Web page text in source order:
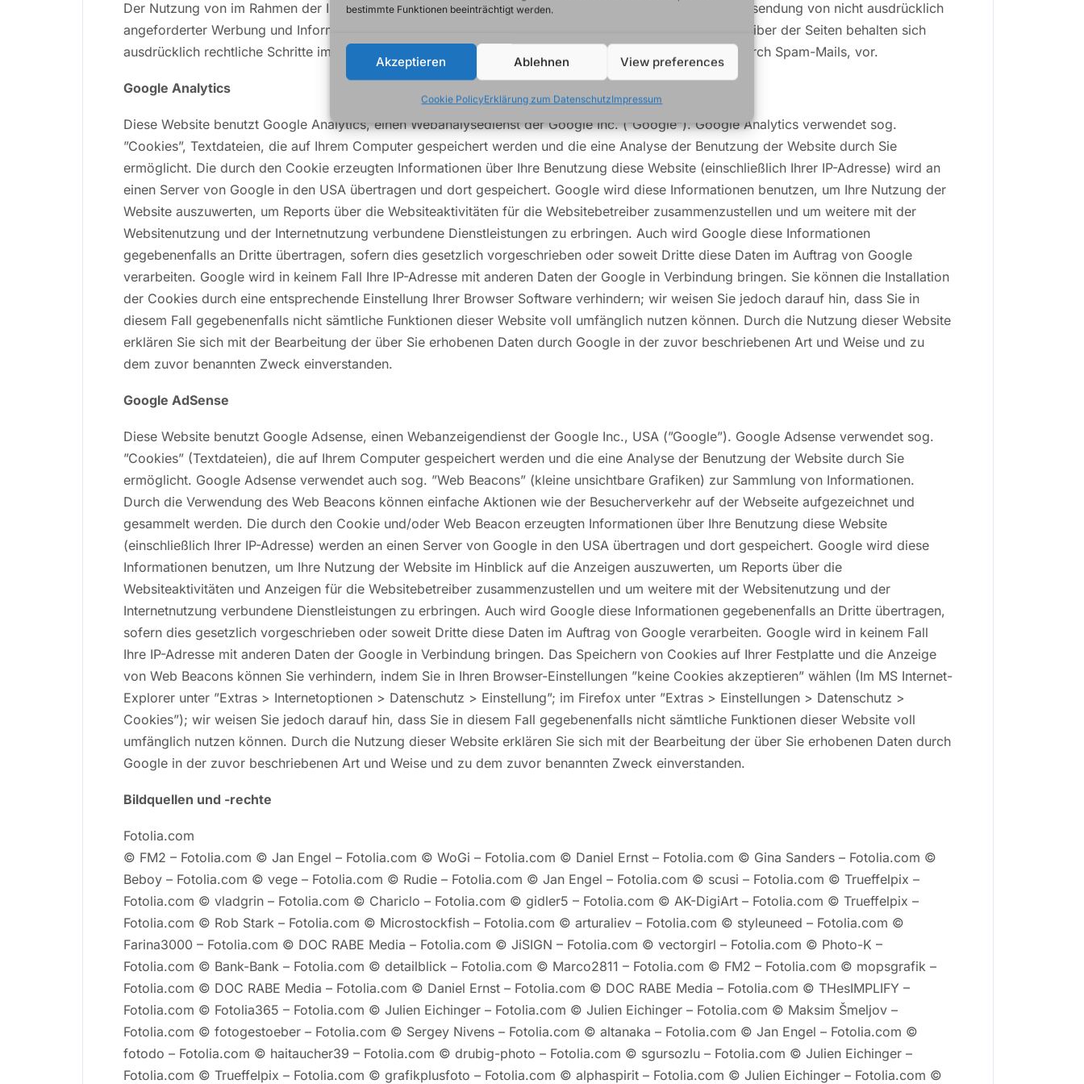
bestimmte Funktionen beeinträchtigt werden.
Akzeptieren Ablehnen View preferences
Cookie PolicyErklärung zum DatenschutzImpressum
Der Nutzung von im Rahmen der Impressumspflicht veröffentlichten Kontaktdaten durch Dritte zur Übersendung von nicht ausdrücklich
angeforderter Werbung und Informationsmaterialien wird hiermit ausdrücklich widersprochen. Die Betreiber der Seiten behalten sich
ausdrücklich rechtliche Schritte im Falle der unverlangten Zusendung von Werbeinformationen, etwa durch Spam-Mails, vor.
Google Analytics
Diese Website benutzt Google Analytics, einen Webanalysedienst der Google Inc. (”Google”). Google Analytics verwendet sog.
”Cookies”, Textdateien, die auf Ihrem Computer gespeichert werden und die eine Analyse der Benutzung der Website durch Sie
ermöglicht. Die durch den Cookie erzeugten Informationen über Ihre Benutzung diese Website (einschließlich Ihrer IP-Adresse) wird an
einen Server von Google in den USA übertragen und dort gespeichert. Google wird diese Informationen benutzen, um Ihre Nutzung der
Website auszuwerten, um Reports über die Websiteaktivitäten für die Websitebetreiber zusammenzustellen und um weitere mit der
Websitenutzung und der Internetnutzung verbundene Dienstleistungen zu erbringen. Auch wird Google diese Informationen
gegebenenfalls an Dritte übertragen, sofern dies gesetzlich vorgeschrieben oder soweit Dritte diese Daten im Auftrag von Google
verarbeiten. Google wird in keinem Fall Ihre IP-Adresse mit anderen Daten der Google in Verbindung bringen. Sie können die Installation
der Cookies durch eine entsprechende Einstellung Ihrer Browser Software verhindern; wir weisen Sie jedoch darauf hin, dass Sie in
diesem Fall gegebenenfalls nicht sämtliche Funktionen dieser Website voll umfänglich nutzen können. Durch die Nutzung dieser Website
erklären Sie sich mit der Bearbeitung der über Sie erhobenen Daten durch Google in der zuvor beschriebenen Art und Weise und zu
dem zuvor benannten Zweck einverstanden.
Google AdSense
Diese Website benutzt Google Adsense, einen Webanzeigendienst der Google Inc., USA (”Google”). Google Adsense verwendet sog.
”Cookies” (Textdateien), die auf Ihrem Computer gespeichert werden und die eine Analyse der Benutzung der Website durch Sie
ermöglicht. Google Adsense verwendet auch sog. ”Web Beacons” (kleine unsichtbare Grafiken) zur Sammlung von Informationen.
Durch die Verwendung des Web Beacons können einfache Aktionen wie der Besucherverkehr auf der Webseite aufgezeichnet und
gesammelt werden. Die durch den Cookie und/oder Web Beacon erzeugten Informationen über Ihre Benutzung diese Website
(einschließlich Ihrer IP-Adresse) werden an einen Server von Google in den USA übertragen und dort gespeichert. Google wird diese
Informationen benutzen, um Ihre Nutzung der Website im Hinblick auf die Anzeigen auszuwerten, um Reports über die
Websiteaktivitäten und Anzeigen für die Websitebetreiber zusammenzustellen und um weitere mit der Websitenutzung und der
Internetnutzung verbundene Dienstleistungen zu erbringen. Auch wird Google diese Informationen gegebenenfalls an Dritte übertragen,
sofern dies gesetzlich vorgeschrieben oder soweit Dritte diese Daten im Auftrag von Google verarbeiten. Google wird in keinem Fall
Ihre IP-Adresse mit anderen Daten der Google in Verbindung bringen. Das Speichern von Cookies auf Ihrer Festplatte und die Anzeige
von Web Beacons können Sie verhindern, indem Sie in Ihren Browser-Einstellungen ”keine Cookies akzeptieren” wählen (Im MS Internet-
Explorer unter ”Extras > Internetoptionen > Datenschutz > Einstellung”; im Firefox unter ”Extras > Einstellungen > Datenschutz >
Cookies”); wir weisen Sie jedoch darauf hin, dass Sie in diesem Fall gegebenenfalls nicht sämtliche Funktionen dieser Website voll
umfänglich nutzen können. Durch die Nutzung dieser Website erklären Sie sich mit der Bearbeitung der über Sie erhobenen Daten durch
Google in der zuvor beschriebenen Art und Weise und zu dem zuvor benannten Zweck einverstanden.
Bildquellen und -rechte
Fotolia.com
© FM2 – Fotolia.com © Jan Engel – Fotolia.com © WoGi – Fotolia.com © Daniel Ernst – Fotolia.com © Gina Sanders – Fotolia.com ©
Beboy – Fotolia.com © vege – Fotolia.com © Rudie – Fotolia.com © Jan Engel – Fotolia.com © scusi – Fotolia.com © Trueffelpix –
Fotolia.com © vladgrin – Fotolia.com © Chariclo – Fotolia.com © gidler5 – Fotolia.com © AK-DigiArt – Fotolia.com © Trueffelpix –
Fotolia.com © Rob Stark – Fotolia.com © Microstockfish – Fotolia.com © arturaliev – Fotolia.com © styleuneed – Fotolia.com ©
Farina3000 – Fotolia.com © DOC RABE Media – Fotolia.com © JiSIGN – Fotolia.com © vectorgirl – Fotolia.com © Photo-K –
Fotolia.com © Bank-Bank – Fotolia.com © detailblick – Fotolia.com © Marco2811 – Fotolia.com © FM2 – Fotolia.com © mopsgrafik –
Fotolia.com © DOC RABE Media – Fotolia.com © Daniel Ernst – Fotolia.com © DOC RABE Media – Fotolia.com © THesIMPLIFY –
Fotolia.com © Fotolia365 – Fotolia.com © Julien Eichinger – Fotolia.com © Julien Eichinger – Fotolia.com © Maksim Šmeljov –
Fotolia.com © fotogestoeber – Fotolia.com © Sergey Nivens – Fotolia.com © altanaka – Fotolia.com © Jan Engel – Fotolia.com ©
fotodo – Fotolia.com © haitaucher39 – Fotolia.com © drubig-photo – Fotolia.com © sgursozlu – Fotolia.com © Julien Eichinger –
Fotolia.com © Trueffelpix – Fotolia.com © grafikplusfoto – Fotolia.com © alphaspirit – Fotolia.com © Julien Eichinger – Fotolia.com ©